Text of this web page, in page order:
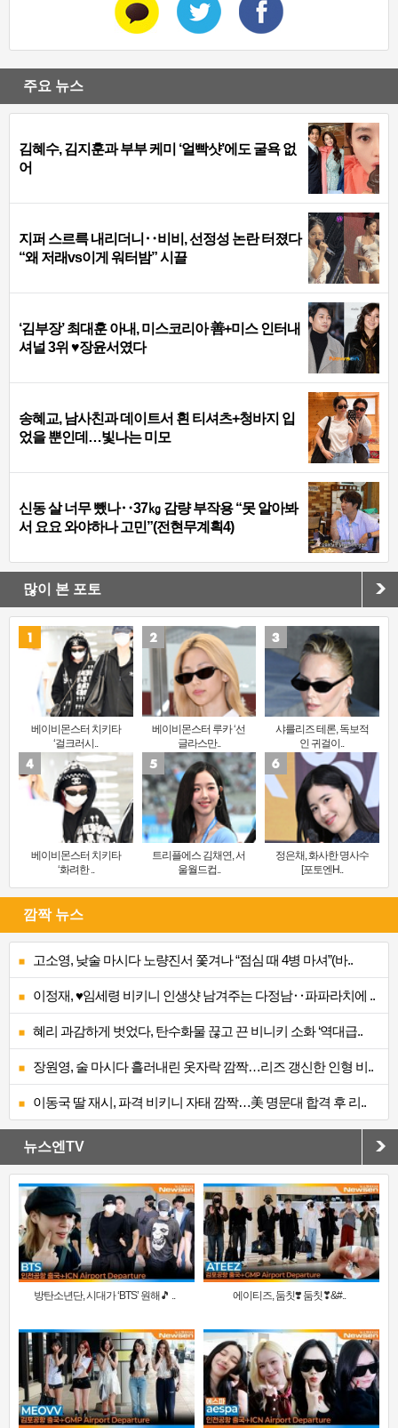
주요 뉴스
김혜수, 김지훈과 부부 케미 ‘얼빡샷’에도 굴욕 없
어
지퍼 스르륵 내리더니‥비비, 선정성 논란 터졌다
“왜 저래vs이게 워터밤” 시끌
‘김부장’ 최대훈 아내, 미스코리아 善+미스 인터내
셔널 3위 ♥장윤서였다
송혜교, 남사친과 데이트서 흰 티셔츠+청바지 입
었을 뿐인데…빛나는 미모
신동 살 너무 뺐나‥37㎏ 감량 부작용 “못 알아봐
서 요요 와야하나 고민”(전현무계획4)
많이 본 포토
베이비몬스터 치키타
‘걸크러시..
베이비몬스터 루카 ‘선
글라스만..
샤를리즈 테론, 독보적
인 귀걸이..
베이비몬스터 치키타
‘화려한 ..
트리플에스 김채연, 서
울월드컵..
정은채, 화사한 명사수
[포토엔H..
깜짝 뉴스
고소영, 낮술 마시다 노량진서 쫓겨나 “점심 때 4병 마셔”(바..
이정재, ♥임세령 비키니 인생샷 남겨주는 다정남‥파파라치에 ..
혜리 과감하게 벗었다, 탄수화물 끊고 끈 비니키 소화 ‘역대급..
장원영, 술 마시다 흘러내린 옷자락 깜짝…리즈 갱신한 인형 비..
이동국 딸 재시, 파격 비키니 자태 깜짝…美 명문대 합격 후 리..
뉴스엔TV
방탄소년단, 시대가 ‘BTS’ 원해🎵 .. 에이티즈, 둠칫❣️ 둠칫❣&#..